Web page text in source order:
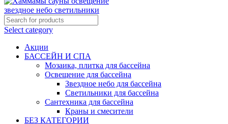
Select category
Акции
БАССЕЙН И СПА
Мозаика, плитка для бассейна
Освещение для бассейна
Звездное небо для бассейна
Светильники для бассейна
Сантехника для бассейна
Краны и смесители
БЕЗ КАТЕГОРИИ